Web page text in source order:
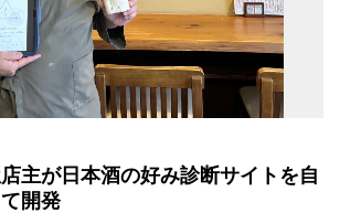
主が日本酒の好み診断サイトを自
開発